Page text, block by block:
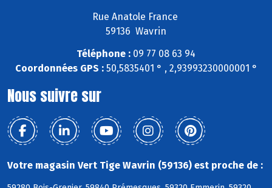
Rue Anatole France
59136 Wavrin
Téléphone : 09 77 08 63 94
Coordonnées GPS :50,5835401 ° , 2,93993230000001 °
Nous suivre sur
Votre magasin Vert Tige Wavrin (59136) est proche de :